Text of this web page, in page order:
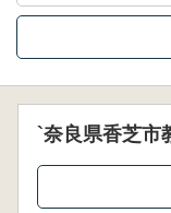
`奈良県香芝市